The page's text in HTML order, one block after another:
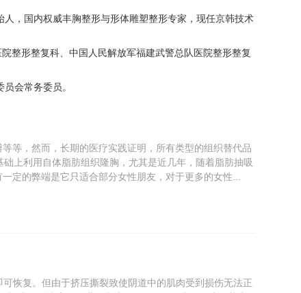
，国内权威丰胸整形与形体雕塑整形专家，现任京韩技术
整形整复科、中国人民解放军福建武警总队医院整形整复
会常务委员。
等，然而，长期的医疗实践证明，所有类型的组织替代品
上利用自体脂肪组织隆胸，尤其是近几年，随着脂肪抽吸
定的弊端是它只适合部分女性朋友，对于更多的女性...
恢复。但由于挤压撕裂致使阴道中的肌肉受到损伤无法正